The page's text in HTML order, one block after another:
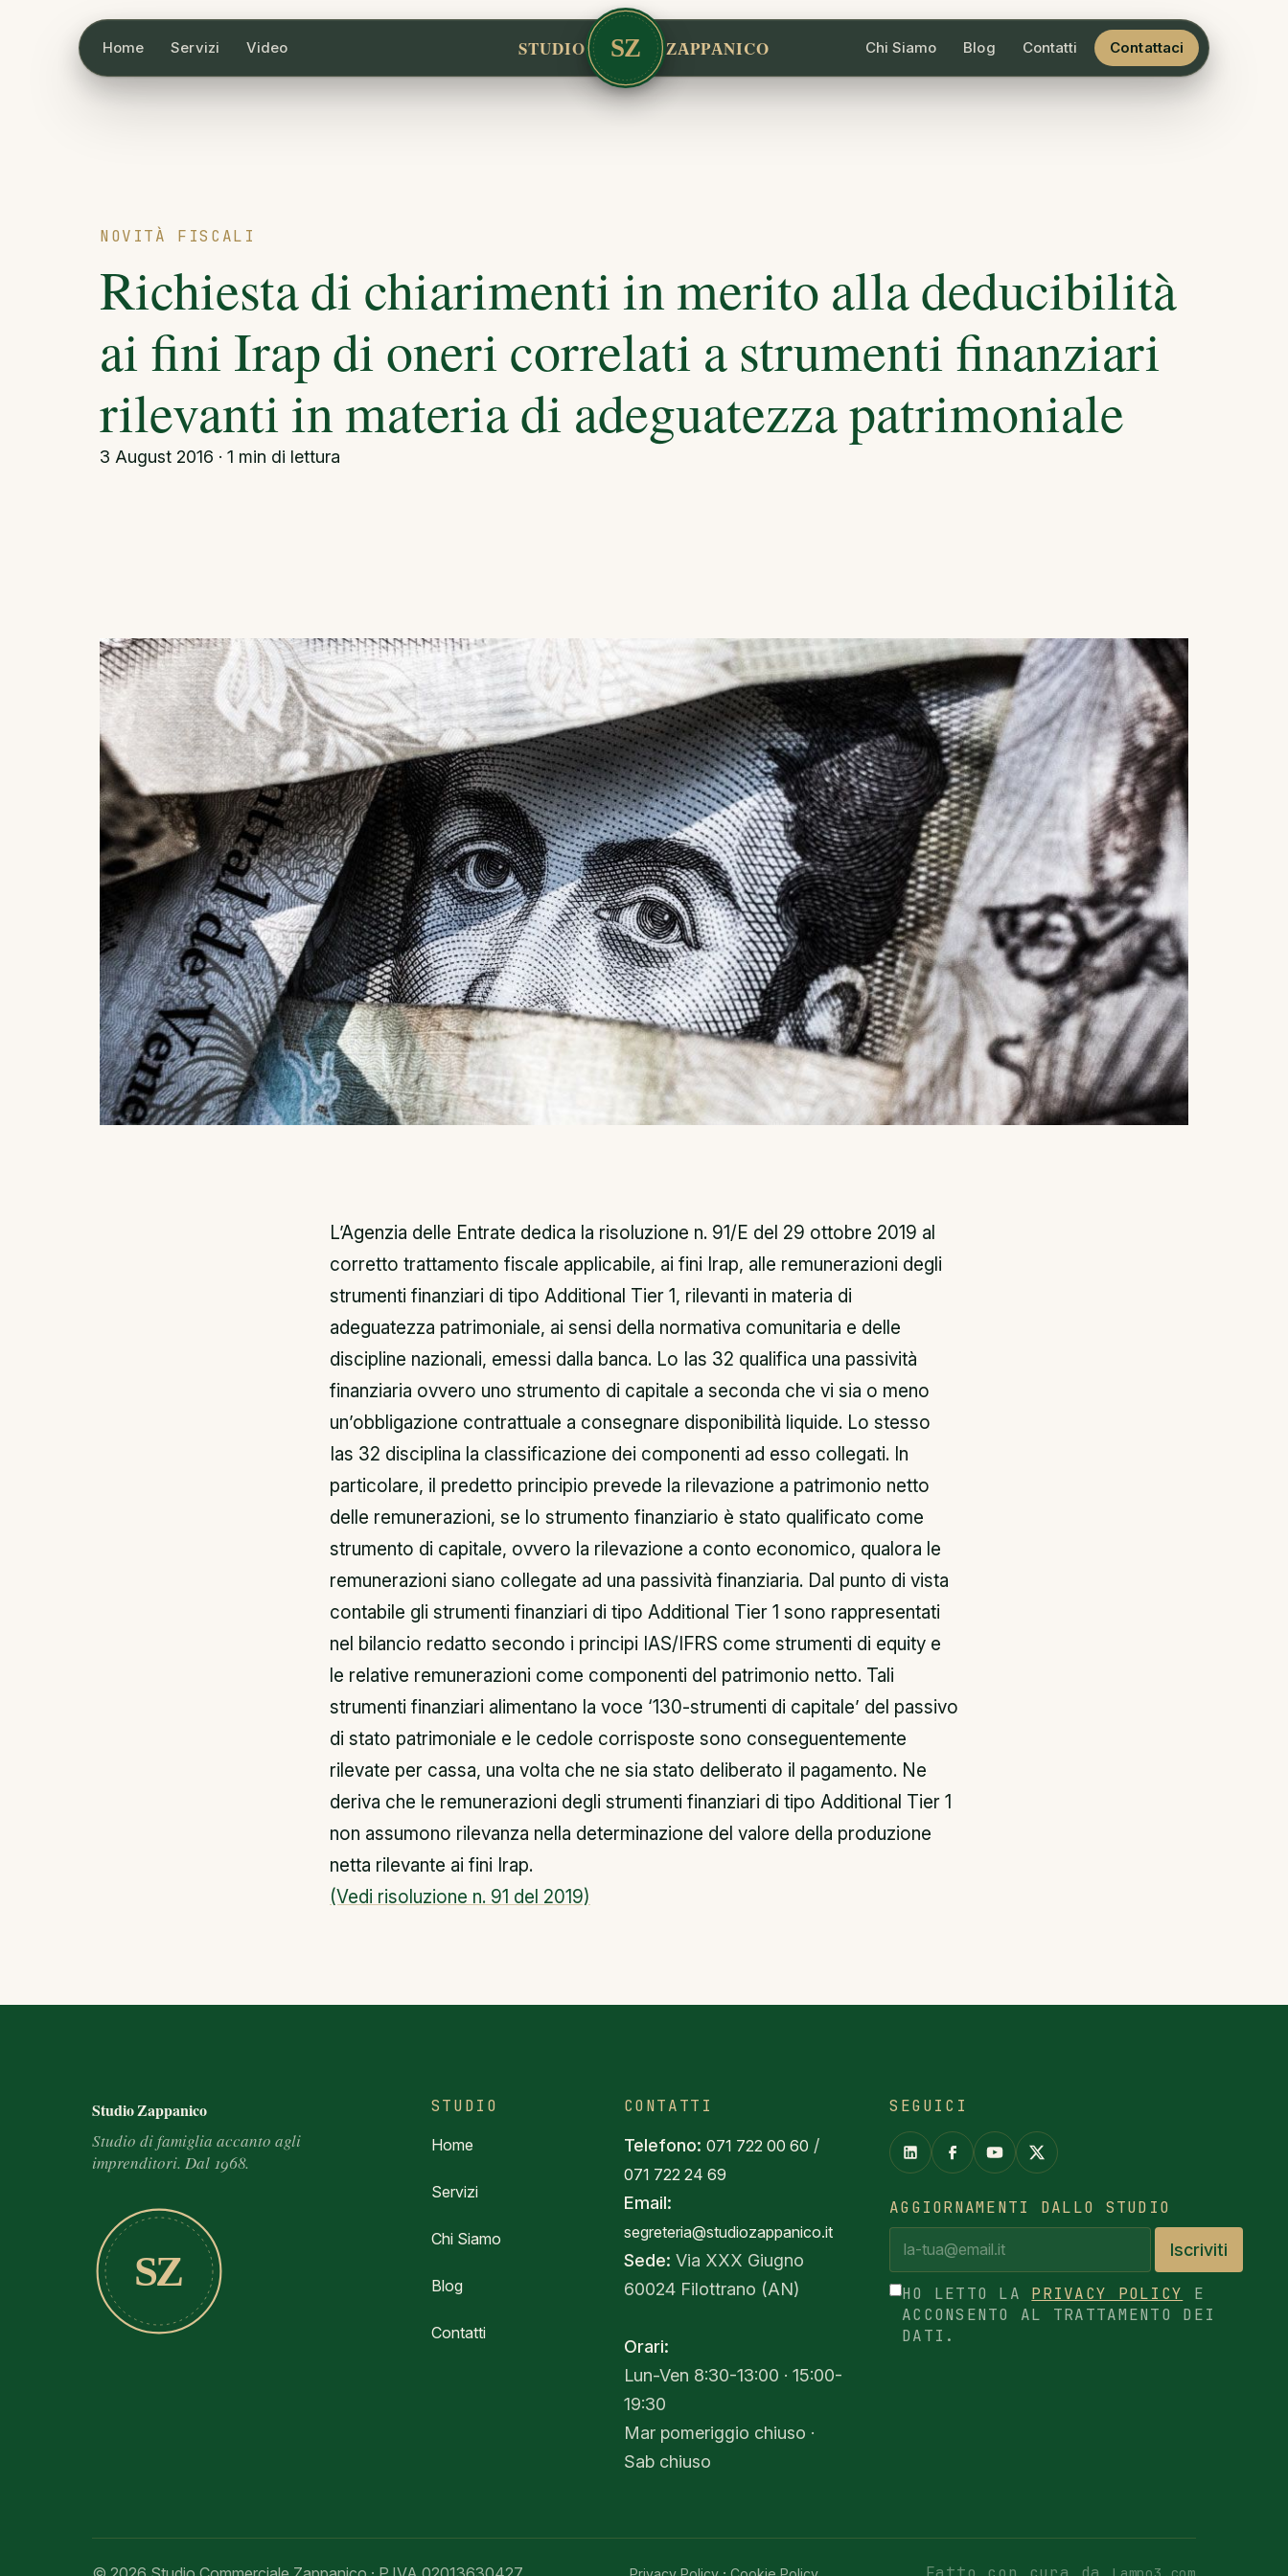
Home Servizi Video STUDIO SZ ZAPPANICO Chi Siamo Blog Contatti Contattaci
NOVITÀ FISCALI
Richiesta di chiarimenti in merito alla deducibilità
ai fini Irap di oneri correlati a strumenti finanziari
rilevanti in materia di adeguatezza patrimoniale
3 August 2016 · 1 min di lettura
L’Agenzia delle Entrate dedica la risoluzione n. 91/E del 29 ottobre 2019 al
corretto trattamento fiscale applicabile, ai fini Irap, alle remunerazioni degli
strumenti finanziari di tipo Additional Tier 1, rilevanti in materia di
adeguatezza patrimoniale, ai sensi della normativa comunitaria e delle
discipline nazionali, emessi dalla banca. Lo Ias 32 qualifica una passività
finanziaria ovvero uno strumento di capitale a seconda che vi sia o meno
un’obbligazione contrattuale a consegnare disponibilità liquide. Lo stesso
Ias 32 disciplina la classificazione dei componenti ad esso collegati. In
particolare, il predetto principio prevede la rilevazione a patrimonio netto
delle remunerazioni, se lo strumento finanziario è stato qualificato come
strumento di capitale, ovvero la rilevazione a conto economico, qualora le
remunerazioni siano collegate ad una passività finanziaria. Dal punto di vista
contabile gli strumenti finanziari di tipo Additional Tier 1 sono rappresentati
nel bilancio redatto secondo i principi IAS/IFRS come strumenti di equity e
le relative remunerazioni come componenti del patrimonio netto. Tali
strumenti finanziari alimentano la voce ‘130-strumenti di capitale’ del passivo
di stato patrimoniale e le cedole corrisposte sono conseguentemente
rilevate per cassa, una volta che ne sia stato deliberato il pagamento. Ne
deriva che le remunerazioni degli strumenti finanziari di tipo Additional Tier 1
non assumono rilevanza nella determinazione del valore della produzione
netta rilevante ai fini Irap.
(Vedi risoluzione n. 91 del 2019)
Footer e informazioniStudio Zappanico
Studio di famiglia accanto agli
imprenditori. Dal 1968.
SZ
STUDIO
Home
Servizi
Chi Siamo
Blog
Contatti
CONTATTI
Telefono: 071 722 00 60 /
071 722 24 69
Email:
segreteria@studiozappanico.it
Sede: Via XXX Giugno
60024 Filottrano (AN)
Orari:
Lun-Ven 8:30-13:00 · 15:00-
19:30
Mar pomeriggio chiuso ·
Sab chiuso
SEGUICI
AGGIORNAMENTI DALLO STUDIO
Iscriviti
HO LETTO LA PRIVACY POLICY
E
ACCONSENTO AL TRATTAMENTO DEI
DATI.